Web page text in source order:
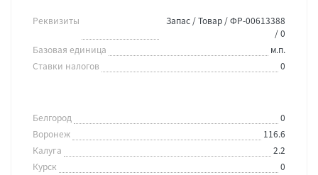
Реквизиты
Запас / Товар / ФР-00613388
/ 0
Базовая единица
м.п.
Ставки налогов
0
Белгород
0
Воронеж
116.6
Калуга
2.2
Курск
0